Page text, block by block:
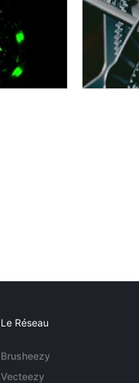
Le Réseau
Brusheezy
Vecteezy